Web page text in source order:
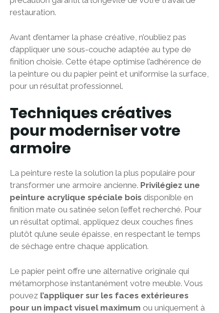
restauration.
Avant d’entamer la phase créative, n’oubliez pas
d’appliquer une sous-couche adaptée au type de
finition choisie. Cette étape optimise l’adhérence de
la peinture ou du papier peint et uniformise la surface,
pour un résultat professionnel.
Techniques créatives
pour moderniser votre
armoire
La peinture reste la solution la plus populaire pour
transformer une armoire ancienne. Privilégiez une
peinture acrylique spéciale bois disponible en
finition mate ou satinée selon l’effet recherché. Pour
un résultat optimal, appliquez deux couches fines
plutôt qu’une seule épaisse, en respectant le temps
de séchage entre chaque application.
Le papier peint offre une alternative originale qui
métamorphose instantanément votre meuble. Vous
pouvez l’appliquer sur les faces extérieures
pour un impact visuel maximum ou uniquement à